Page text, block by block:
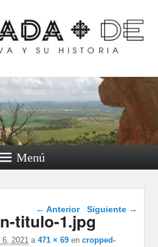
Calatrava y
historia
Menú
Navegador de
imágenes
← Anterior Siguiente →
titulo-1.jpg
2021 a471 × 69 encropped-